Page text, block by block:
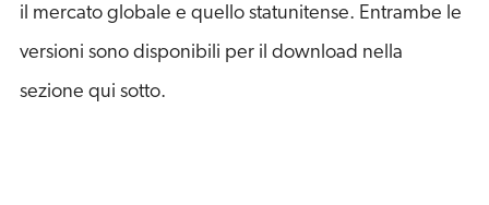
il mercato globale e quello statunitense. Entrambe le
versioni sono disponibili per il download nella
sezione qui sotto.